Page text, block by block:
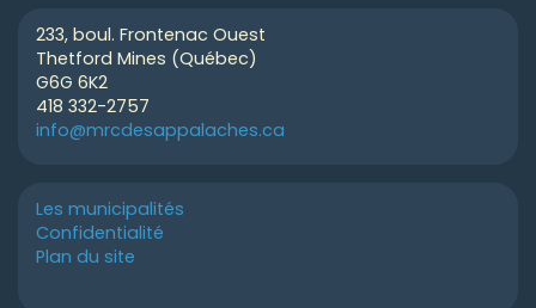
233, boul. Frontenac Ouest
Thetford Mines (Québec)
G6G 6K2
418 332-2757
info@mrcdesappalaches.ca
Les municipalités
Confidentialité
Plan du site